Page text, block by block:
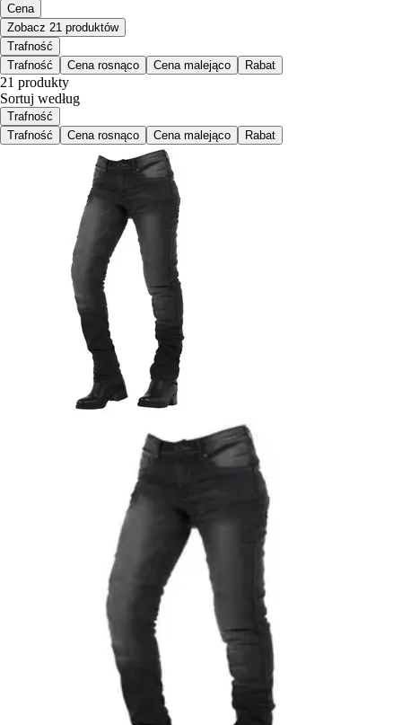
Cena
Zobacz 21 produktów
Trafność
Trafność
Cena rosnąco Cena malejąco Rabat
21 produkty
Sortuj według
Trafność
Trafność
Cena rosnąco Cena malejąco Rabat